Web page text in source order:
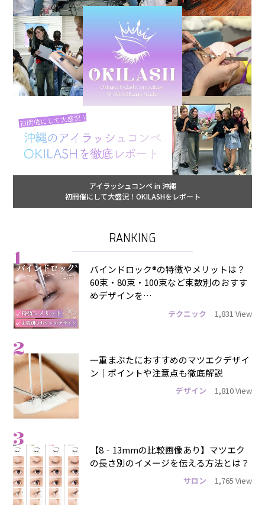
アイラッシュコンペ in 沖縄
初開催にして大盛況！OKILASHをレポート
RANKING
1
バインドロック®の特徴やメリットは？
60束・80束・100束など束数別のおすす
めデザインを…
テクニック 1,831 View
2
一重まぶたにおすすめのマツエクデザイ
ン｜ポイントや注意点も徹底解説
デザイン 1,810 View
3
【8‐13mmの比較画像あり】マツエク
の長さ別のイメージを伝える方法とは？
サロン 1,765 View